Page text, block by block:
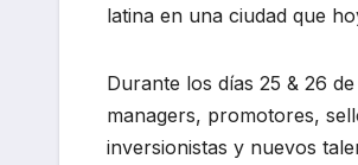
latina en una ciudad que
Durante los días 25 & 26
managers, promotores,
inversionistas y nuevos